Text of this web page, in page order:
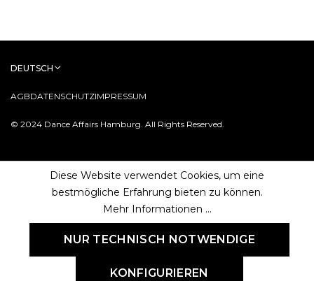
© 2024 Dance Affairs Hamburg. All Rights Reserved.
AGBDATENSCHUTZIMPRESSUM
DEUTSCH
Diese Website verwendet Cookies, um eine
bestmögliche Erfahrung bieten zu können.
Mehr Informationen ...
NUR TECHNISCH NOTWENDIGE
KONFIGURIEREN